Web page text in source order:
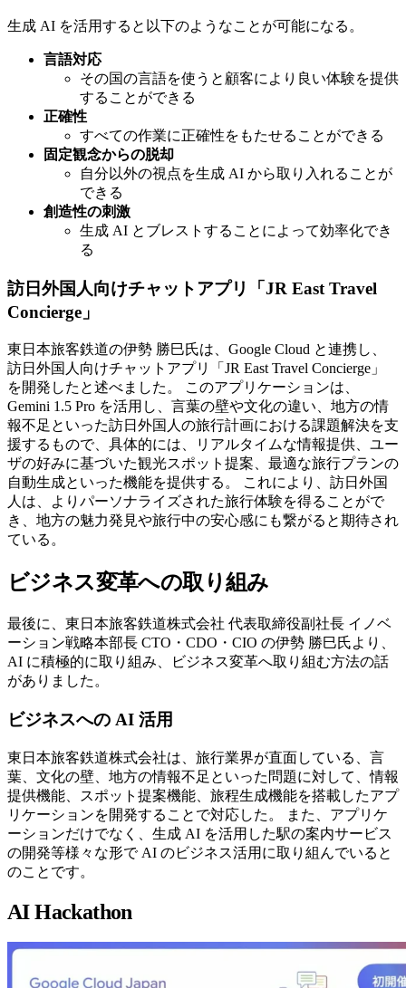
生成 AI を活用すると以下のようなことが可能になる。
言語対応
その国の言語を使うと顧客により良い体験を提供
することができる
正確性
すべての作業に正確性をもたせることができる
固定観念からの脱却
自分以外の視点を生成 AI から取り入れることが
できる
創造性の刺激
生成 AI とブレストすることによって効率化でき
る
訪日外国人向けチャットアプリ「JR East Travel
Concierge」
東日本旅客鉄道の伊勢 勝巳氏は、Google Cloud と連携し、
訪日外国人向けチャットアプリ「JR East Travel Concierge」
を開発したと述べました。 このアプリケーションは、
Gemini 1.5 Pro を活用し、言葉の壁や文化の違い、地方の情
報不足といった訪日外国人の旅行計画における課題解決を支
援するもので、具体的には、リアルタイムな情報提供、ユー
ザの好みに基づいた観光スポット提案、最適な旅行プランの
自動生成といった機能を提供する。 これにより、訪日外国
人は、よりパーソナライズされた旅行体験を得ることがで
き、地方の魅力発見や旅行中の安心感にも繋がると期待され
ている。
ビジネス変革への取り組み
最後に、東日本旅客鉄道株式会社 代表取締役副社長 イノベ
ーション戦略本部長 CTO・CDO・CIO の伊勢 勝巳氏より、
AI に積極的に取り組み、ビジネス変革へ取り組む方法の話
がありました。
ビジネスへの AI 活用
東日本旅客鉄道株式会社は、旅行業界が直面している、言
葉、文化の壁、地方の情報不足といった問題に対して、情報
提供機能、スポット提案機能、旅程生成機能を搭載したアプ
リケーションを開発することで対応した。 また、アプリケ
ーションだけでなく、生成 AI を活用した駅の案内サービス
の開発等様々な形で AI のビジネス活用に取り組んでいると
のことです。
AI Hackathon